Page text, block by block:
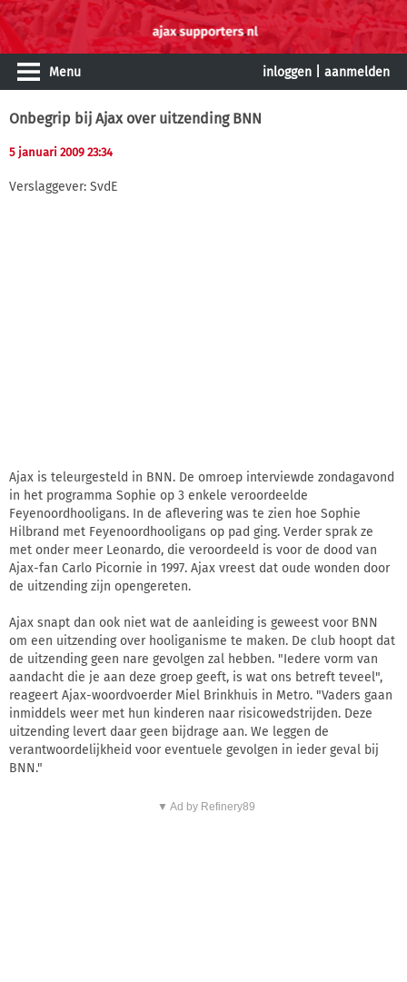
Menu inloggen aanmelden
Onbegrip bij Ajax over uitzending BNN
5 januari 2009 23:34
Verslaggever: SvdE
Ajax is teleurgesteld in BNN. De omroep interviewde zondagavond
in het programma Sophie op 3 enkele veroordeelde
Feyenoordhooligans. In de aflevering was te zien hoe Sophie
Hilbrand met Feyenoordhooligans op pad ging. Verder sprak ze
met onder meer Leonardo, die veroordeeld is voor de dood van
Ajax-fan Carlo Picornie in 1997. Ajax vreest dat oude wonden door
de uitzending zijn opengereten.
Ajax snapt dan ook niet wat de aanleiding is geweest voor BNN
om een uitzending over hooliganisme te maken. De club hoopt dat
de uitzending geen nare gevolgen zal hebben. "Iedere vorm van
aandacht die je aan deze groep geeft, is wat ons betreft teveel",
reageert Ajax-woordvoerder Miel Brinkhuis in Metro. "Vaders gaan
inmiddels weer met hun kinderen naar risicowedstrijden. Deze
uitzending levert daar geen bijdrage aan. We leggen de
verantwoordelijkheid voor eventuele gevolgen in ieder geval bij
BNN."
▼ Ad by Refinery89